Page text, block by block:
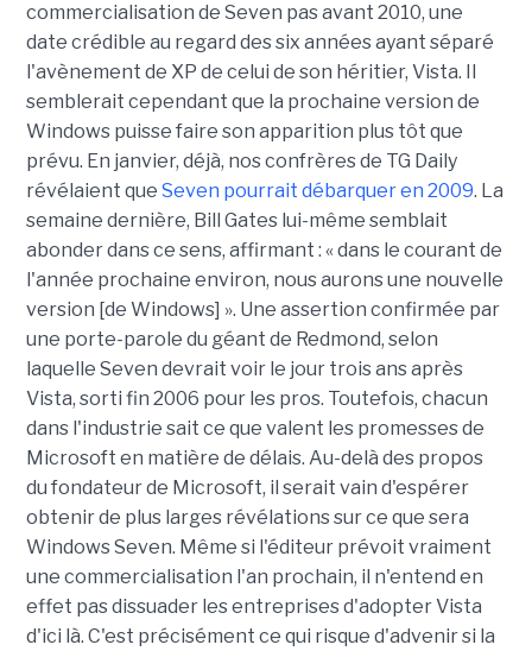
commercialisation de Seven pas avant 2010, une
date crédible au regard des six années ayant séparé
l'avènement de XP de celui de son héritier, Vista. Il
semblerait cependant que la prochaine version de
Windows puisse faire son apparition plus tôt que
prévu. En janvier, déjà, nos confrères de TG Daily
révélaient que Seven pourrait débarquer en 2009. La
semaine dernière, Bill Gates lui-même semblait
abonder dans ce sens, affirmant : « dans le courant de
l'année prochaine environ, nous aurons une nouvelle
version [de Windows] ». Une assertion confirmée par
une porte-parole du géant de Redmond, selon
laquelle Seven devrait voir le jour trois ans après
Vista, sorti fin 2006 pour les pros. Toutefois, chacun
dans l'industrie sait ce que valent les promesses de
Microsoft en matière de délais. Au-delà des propos
du fondateur de Microsoft, il serait vain d'espérer
obtenir de plus larges révélations sur ce que sera
Windows Seven. Même si l'éditeur prévoit vraiment
une commercialisation l'an prochain, il n'entend en
effet pas dissuader les entreprises d'adopter Vista
d'ici là. C'est précisément ce qui risque d'advenir si la